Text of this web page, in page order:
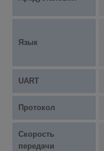
Язык
UART
Протокол
Скорость
передачи